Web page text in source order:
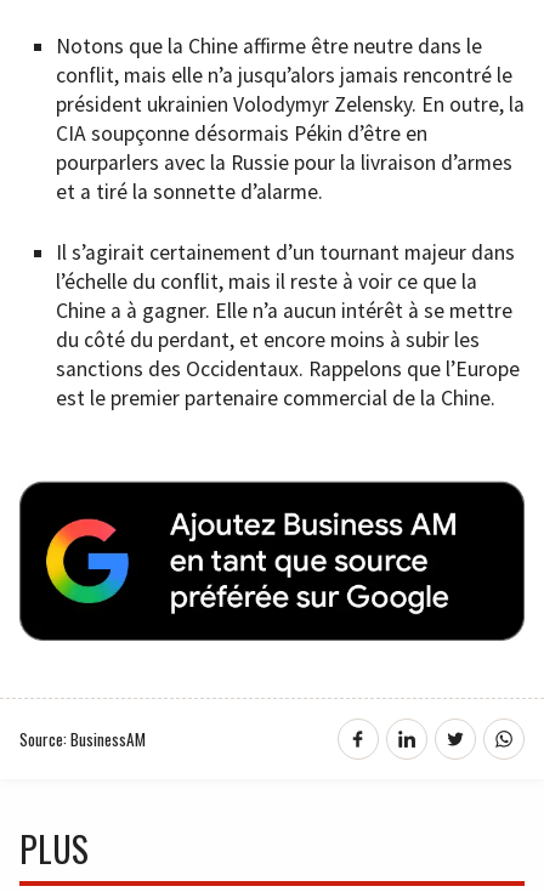
Notons que la Chine affirme être neutre dans le
conflit, mais elle n’a jusqu’alors jamais rencontré le
président ukrainien Volodymyr Zelensky. En outre, la
CIA soupçonne désormais Pékin d’être en
pourparlers avec la Russie pour la livraison d’armes
et a tiré la sonnette d’alarme.
Il s’agirait certainement d’un tournant majeur dans
l’échelle du conflit, mais il reste à voir ce que la
Chine a à gagner. Elle n’a aucun intérêt à se mettre
du côté du perdant, et encore moins à subir les
sanctions des Occidentaux. Rappelons que l’Europe
est le premier partenaire commercial de la Chine.
Source: BusinessAM
PLUS